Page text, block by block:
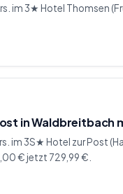
im 3★ Hotel Thomsen
in Waldbreitbach
im 3S★ Hotel zur Post
€ jetzt 729,99 €.